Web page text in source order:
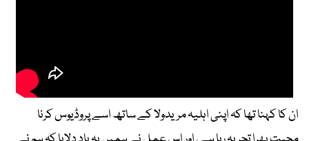
ان کا کہنا تھا کہ اپنی اہلیہ مریدولا کے ساتھ اسے پروڈیوس کرنا